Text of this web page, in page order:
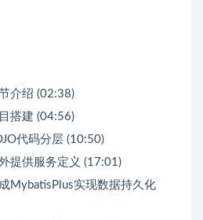
介绍 (02:38)
搭建 (04:56)
代码分层 (10:50)
提供服务定义 (17:01)
MybatisPlus实现数据持久化